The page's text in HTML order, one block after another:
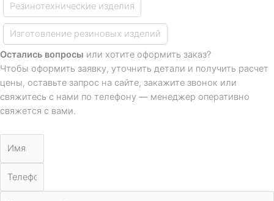
Резинотехнические изделия
Изготовление резиновых изделий
Остались вопросы или хотите оформить заказ?
Чтобы оформить заявку, уточнить детали и получить расчет
цены, оставьте запрос на сайте, закажите звонок или
свяжитесь с нами по телефону — менеджер оперативно
свяжется с вами.